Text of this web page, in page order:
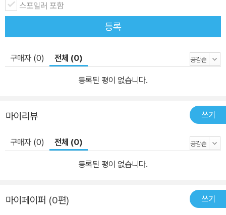
스포일러 포함
등록
구매자 (0) 전체 (0)
등록된 평이 없습니다.
마이리뷰 쓰기
구매자 (0) 전체 (0)
등록된 평이 없습니다.
마이페이퍼 (0편) 쓰기